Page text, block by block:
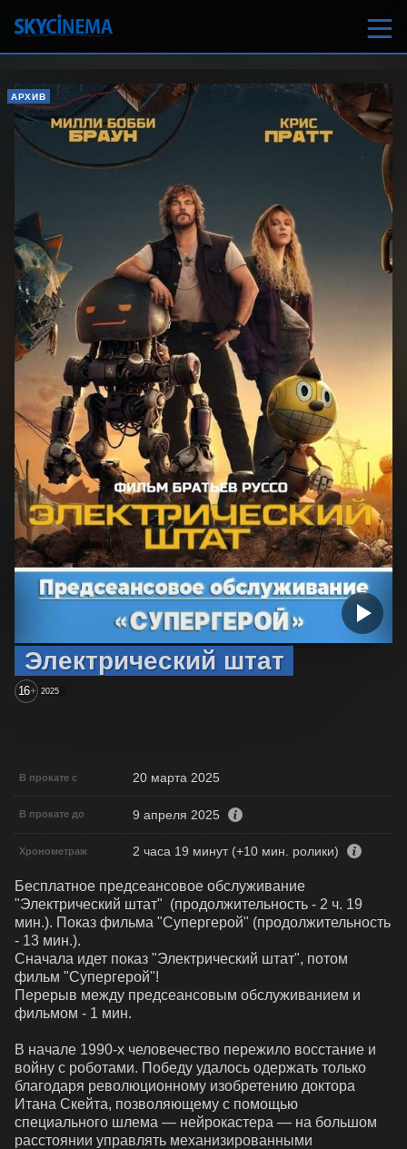
АРХИВ
Электрический штат
16+ 2025
В прокате с 20 марта 2025
В прокате до 9 апреля 2025
Хронометраж 2 часа 19 минут (+10 мин. ролики)
Бесплатное предсеансовое обслуживание
"Электрический штат"  (продолжительность - 2 ч. 19
мин.). Показ фильма "Супергерой" (продолжительность
- 13 мин.).
Сначала идет показ "Электрический штат", потом
фильм "Супергерой"!
Перерыв между предсеансовым обслуживанием и
фильмом - 1 мин.
В начале 1990-х человечество пережило восстание и
войну с роботами. Победу удалось одержать только
благодаря революционному изобретению доктора
Итана Скейта, позволяющему с помощью
специального шлема — нейрокастера — на большом
расстоянии управлять механизированными